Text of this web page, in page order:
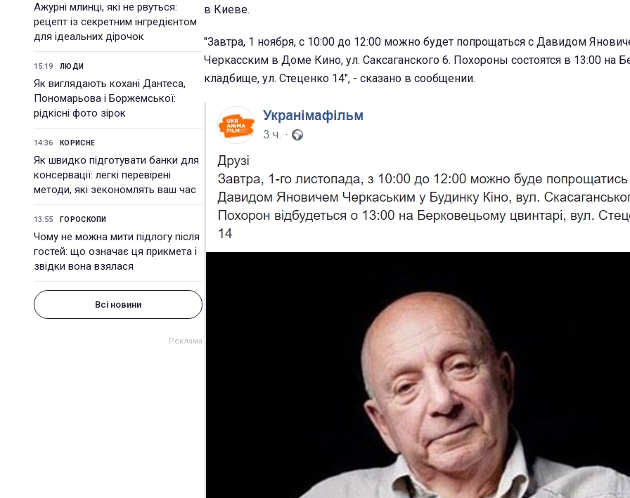
Ажурні млинці, які не рвуться:
рецепт із секретним інгредієнтом
для ідеальних дірочок
15:19 ЛЮДИ
Як виглядають кохані Дантеса,
Пономарьова і Боржемської:
рідкісні фото зірок
14:36 КОРИСНЕ
Як швидко підготувати банки для
консервації: легкі перевірені
методи, які зекономлять ваш час
13:55 ГОРОСКОПИ
Чому не можна мити підлогу після
гостей: що означає ця прикмета і
звідки вона взялася
Всі новини
в Киеве.
"Завтра, 1 ноября, с 10:00 до 12:00 можно будет попрощаться с Давидом
Черкасским в Доме Кино, ул. Саксаганского 6. Похороны состоятся в 13:00 на
кладбище, ул. Стеценко 14", - сказано в сообщении.